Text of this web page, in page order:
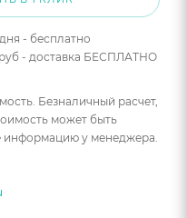
- бесплатно
- доставка БЕСПЛАТНО
Безналичный расчет,
может быть
информацию у менеджера.